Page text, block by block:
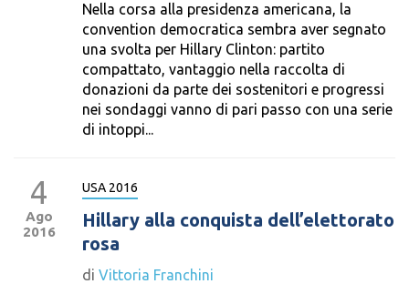
Nella corsa alla presidenza americana, la
convention democratica sembra aver segnato
una svolta per Hillary Clinton: partito
compattato, vantaggio nella raccolta di
donazioni da parte dei sostenitori e progressi
nei sondaggi vanno di pari passo con una serie
di intoppi...
4
Ago
2016
USA 2016
Hillary alla conquista dell’elettorato
rosa
di Vittoria Franchini